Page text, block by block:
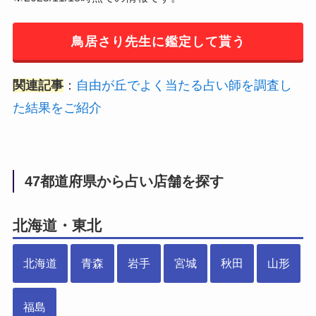
鳥居さり先生に鑑定して貰う
関連記事： 自由が丘でよく当たる占い師を調査し
た結果をご紹介
47都道府県から占い店舗を探す
北海道・東北
北海道 青森 岩手 宮城 秋田 山形
福島